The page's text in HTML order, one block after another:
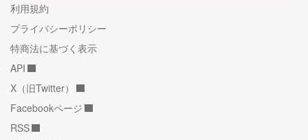
利用規約
プライバシーポリシー
特商法に基づく表示
API
X（旧Twitter）
Facebookページ
RSS